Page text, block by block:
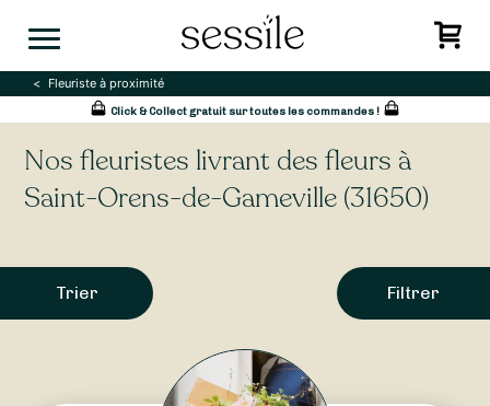
Fleuriste à proximité
Click & Collect gratuit sur toutes les commandes !
Nos fleuristes livrant des fleurs à
Saint-Orens-de-Gameville (31650)
Trier Filtrer